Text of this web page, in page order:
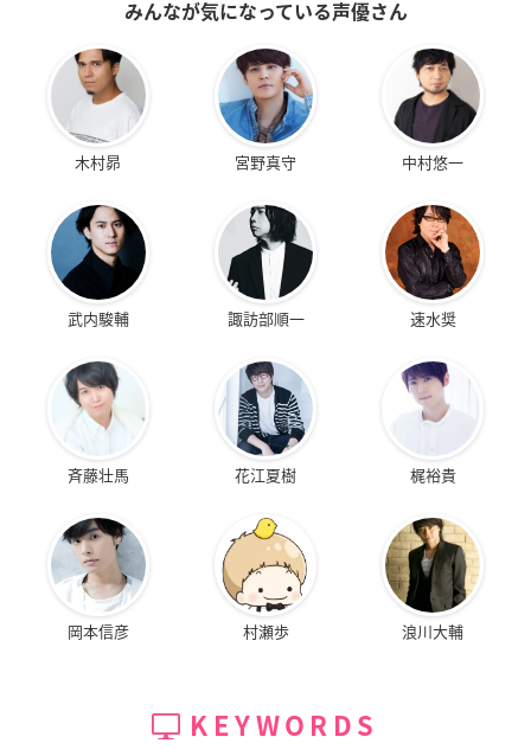
みんなが気になっている声優さん
木村昴 宮野真守 中村悠一
武内駿輔 諏訪部順一 速水奨
斉藤壮馬 花江夏樹 梶裕貴
岡本信彦 村瀬歩 浪川大輔
KEYWORDS